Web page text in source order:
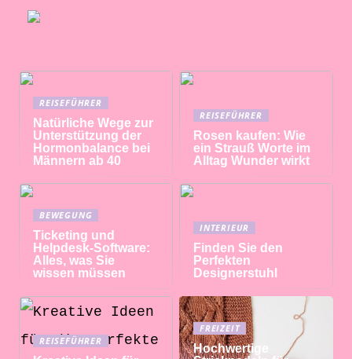
REISEFÜHRER
Natürliche Wege zur
Unterstützung der
Hormonbalance bei
Männern ab 40
REISEFÜHRER
Rosen kaufen: Wie
ein Strauß Worte im
Alltag Wunder wirkt
BEWEGUNG
Ticketing und
Helpdesk-Software:
Alles, was Sie
wissen müssen
INTERIEUR
Finden Sie den
Perfekten
Designerstuhl
REISEFÜHRER
FREIZEIT
Hochwertige